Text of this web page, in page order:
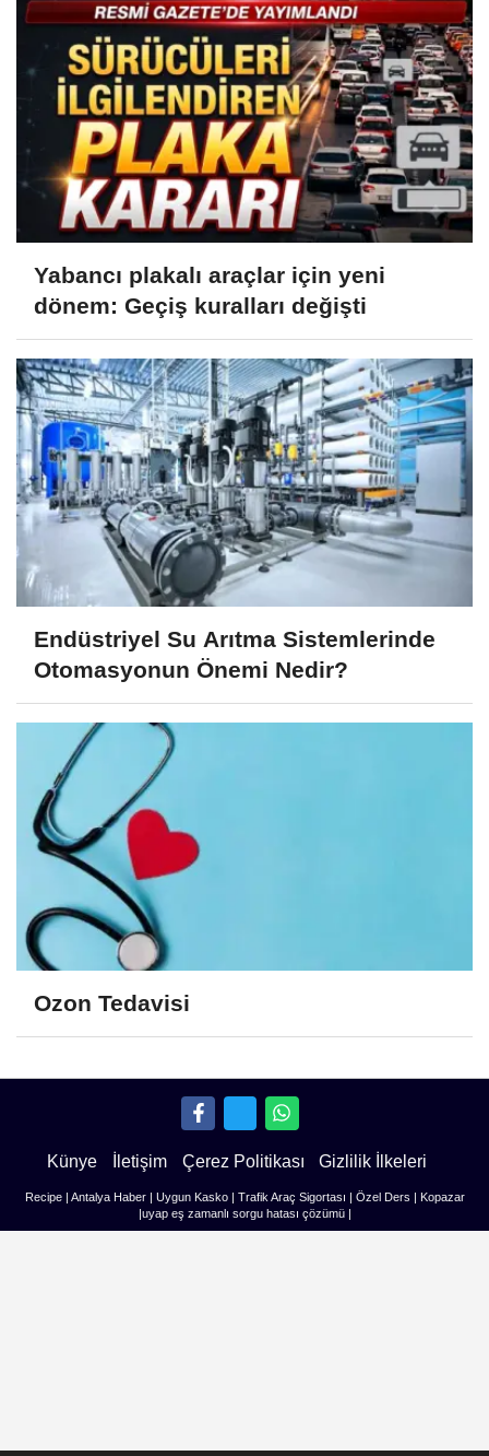
Yabancı plakalı araçlar için yeni
dönem: Geçiş kuralları değişti
Endüstriyel Su Arıtma Sistemlerinde
Otomasyonun Önemi Nedir?
Ozon Tedavisi
Künye İletişim Çerez Politikası Gizlilik İlkeleri
Recipe| Antalya Haber| Uygun Kasko| Trafik Araç Sigortası Özel Ders
Kopazar
uyap eş zamanlı sorgu hatası çözümü|